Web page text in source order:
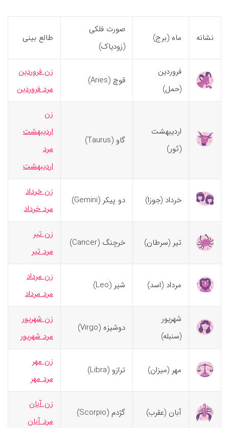
نشانه ماه (برج)
صورت فلکی
(زودیاک)
طالع بینی
فروردین
(حمل)
قوچ (Aries)
زن فروردین
مرد فروردین
اردیبهشت
(ثور)
گاو (Taurus)
زن
اردیبهشت
مرد
اردیبهشت
خرداد (جوزا) دو پیکر (Gemini)
زن خرداد
مرد خرداد
تیر (سرطان) خرچنگ (Cancer)
زن تیر
مرد تیر
مرداد (اسد) شیر (Leo)
زن مرداد
مرد مرداد
شهریور
(سنبله)
دوشیزه (Virgo)
زن شهریور
مرد شهریور
مهر (میزان) ترازو (Libra)
زن مهر
مرد مهر
آبان (عقرب) گژدم (Scorpio)
زن آبان
مرد آبان